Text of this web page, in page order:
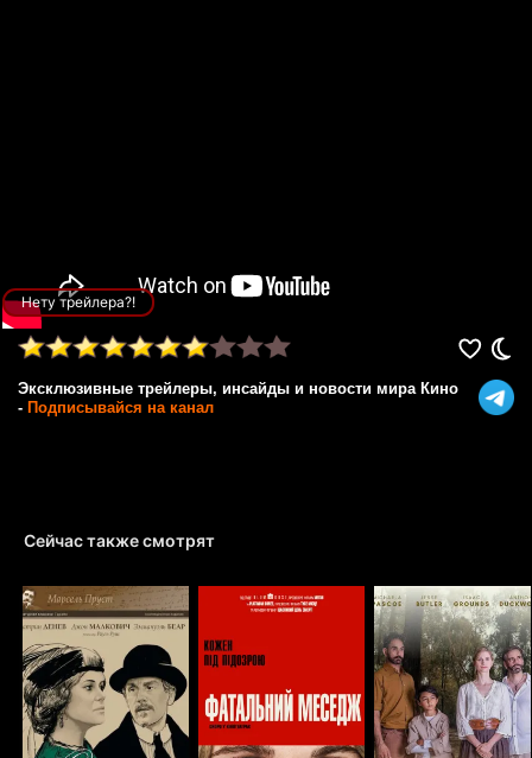
Нету трейлера?!
Эксклюзивные трейлеры, инсайды и новости мира Кино
- Подписывайся на канал
Сейчас также смотрят